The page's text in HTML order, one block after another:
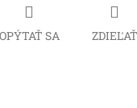
OPÝTAŤ SA ZDIEĽAŤ